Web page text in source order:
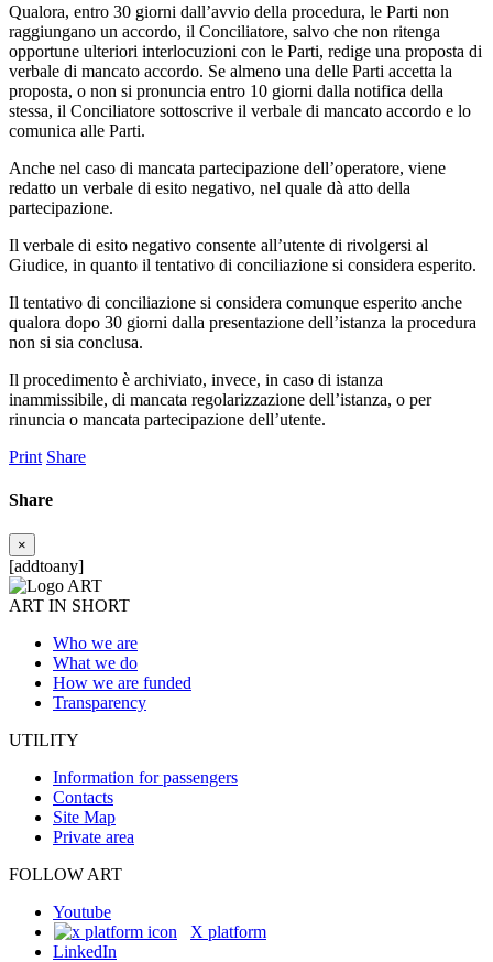
Qualora, entro 30 giorni dall’avvio della procedura, le Parti non
raggiungano un accordo, il Conciliatore, salvo che non ritenga
opportune ulteriori interlocuzioni con le Parti, redige una proposta di
verbale di mancato accordo. Se almeno una delle Parti accetta la
proposta, o non si pronuncia entro 10 giorni dalla notifica della
stessa, il Conciliatore sottoscrive il verbale di mancato accordo e lo
comunica alle Parti.
Anche nel caso di mancata partecipazione dell’operatore, viene
redatto un verbale di esito negativo, nel quale dà atto della
partecipazione.
Il verbale di esito negativo consente all’utente di rivolgersi al
Giudice, in quanto il tentativo di conciliazione si considera esperito.
Il tentativo di conciliazione si considera comunque esperito anche
qualora dopo 30 giorni dalla presentazione dell’istanza la procedura
non si sia conclusa.
Il procedimento è archiviato, invece, in caso di istanza
inammissibile, di mancata regolarizzazione dell’istanza, o per
rinuncia o mancata partecipazione dell’utente.
Print Share
Share
×
[addtoany]
ART IN SHORT
Who we are
What we do
How we are funded
Transparency
UTILITY
Information for passengers
Contacts
Site Map
Private area
FOLLOW ART
Youtube
X platform
LinkedIn